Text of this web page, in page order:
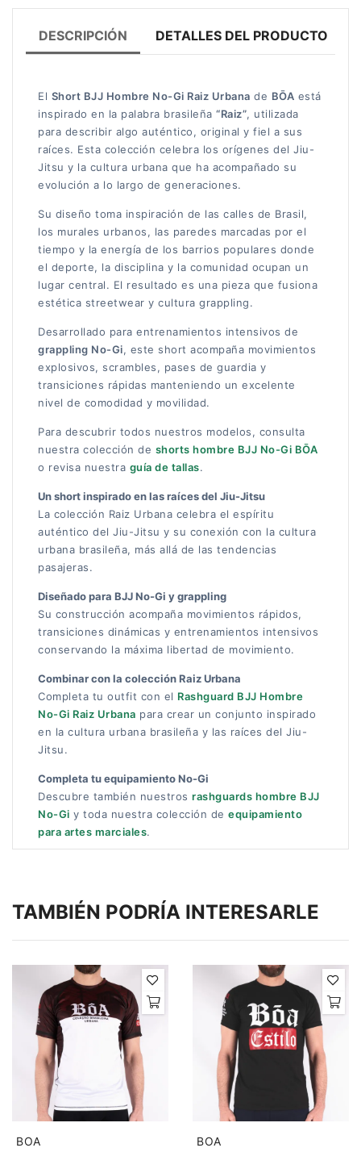
DESCRIPCIÓN DETALLES DEL PRODUCTO
El Short BJJ Hombre No-Gi Raiz Urbana de BŌA está
inspirado en la palabra brasileña “Raiz”, utilizada
para describir algo auténtico, original y fiel a sus
raíces. Esta colección celebra los orígenes del Jiu-
Jitsu y la cultura urbana que ha acompañado su
evolución a lo largo de generaciones.
Su diseño toma inspiración de las calles de Brasil,
los murales urbanos, las paredes marcadas por el
tiempo y la energía de los barrios populares donde
el deporte, la disciplina y la comunidad ocupan un
lugar central. El resultado es una pieza que fusiona
estética streetwear y cultura grappling.
Desarrollado para entrenamientos intensivos de
grappling No-Gi, este short acompaña movimientos
explosivos, scrambles, pases de guardia y
transiciones rápidas manteniendo un excelente
nivel de comodidad y movilidad.
Para descubrir todos nuestros modelos, consulta
nuestra colección de shorts hombre BJJ No-Gi BŌA
o revisa nuestra guía de tallas.
Un short inspirado en las raíces del Jiu-Jitsu
La colección Raiz Urbana celebra el espíritu
auténtico del Jiu-Jitsu y su conexión con la cultura
urbana brasileña, más allá de las tendencias
pasajeras.
Diseñado para BJJ No-Gi y grappling
Su construcción acompaña movimientos rápidos,
transiciones dinámicas y entrenamientos intensivos
conservando la máxima libertad de movimiento.
Combinar con la colección Raiz Urbana
Completa tu outfit con el Rashguard BJJ Hombre
No-Gi Raiz Urbana para crear un conjunto inspirado
en la cultura urbana brasileña y las raíces del Jiu-
Jitsu.
Completa tu equipamiento No-Gi
Descubre también nuestros rashguards hombre BJJ
No-Gi y toda nuestra colección de equipamiento
para artes marciales.
TAMBIÉN PODRÍA INTERESARLE
BOA BOA